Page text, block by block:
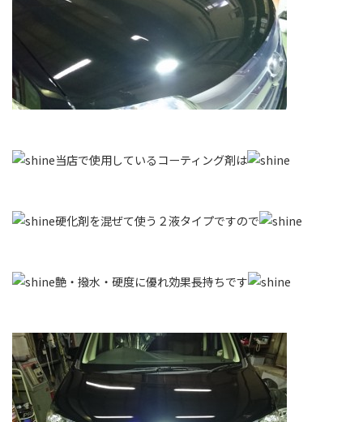
当店で使用しているコーティング剤は
硬化剤を混ぜて使う２液タイプですので
艶・撥水・硬度に優れ効果長持ちです